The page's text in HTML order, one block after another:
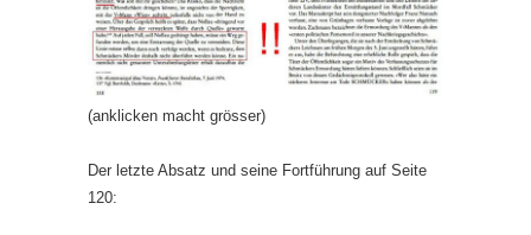
(anklicken macht grösser)
Der letzte Absatz und seine Fortführung auf Seite
120: